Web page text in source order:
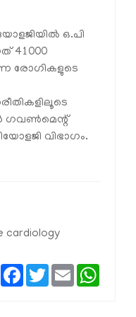
ഒ.പി
41000
രോഗികളുടെ
ഗവൺമെന്റ്
വിഭാഗം.
cardiology
ShareFacebook
TwitterEmail